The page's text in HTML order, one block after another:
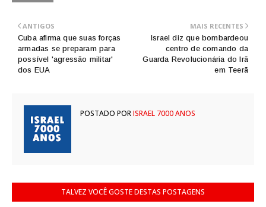
MAIS RECENTES
Israel diz que bombardeou
centro de comando da
Guarda Revolucionária do Irã
em Teerã
ANTIGOS
Cuba afirma que suas forças
armadas se preparam para
possível 'agressão militar'
dos EUA
POSTADO PORISRAEL 7000 ANOS
TALVEZ VOCÊ GOSTE DESTAS POSTAGENS